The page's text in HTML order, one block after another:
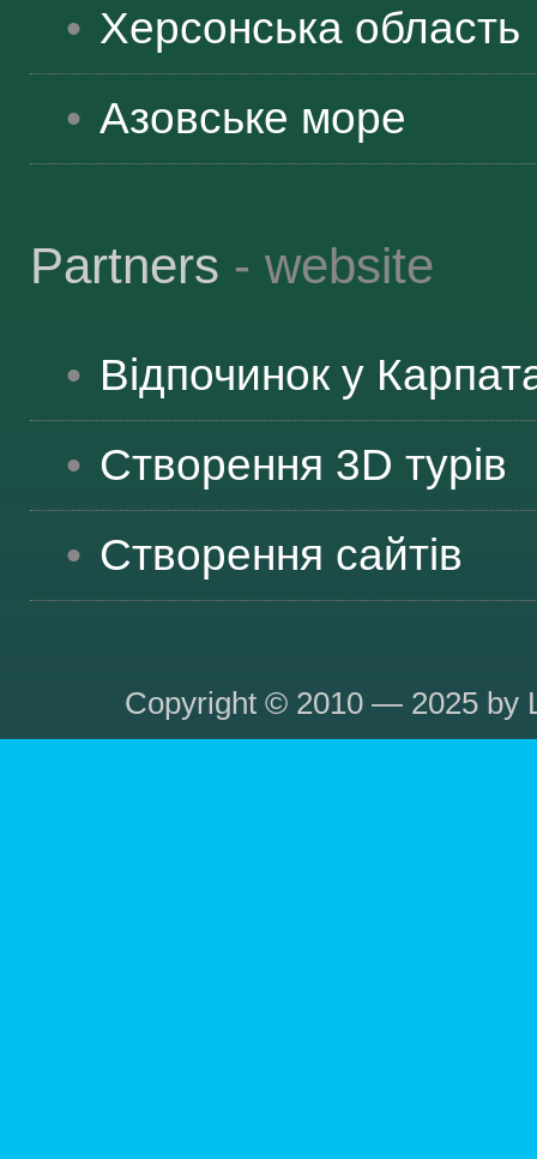
Херсонська область
Азовське море
Partners - website
Відпочинок у
Створення 3D турів
Створення сайтів
Copyright © 2010 — 2025 by